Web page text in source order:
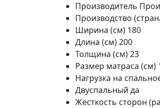
Производитель
Производство
Ширина (см) 180
Длина (см)200
Толщина (см)23
Размер матраса (см)
Нагрузка на
Двуспальный да
Жесткость сторон